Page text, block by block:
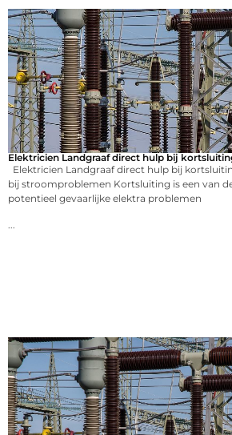
Elektricien Landgraaf direct hulp bij
Elektricien Landgraaf direct hulp bij
bij stroomproblemen Kortsluiting is een van
potentieel gevaarlijke elektra problemen